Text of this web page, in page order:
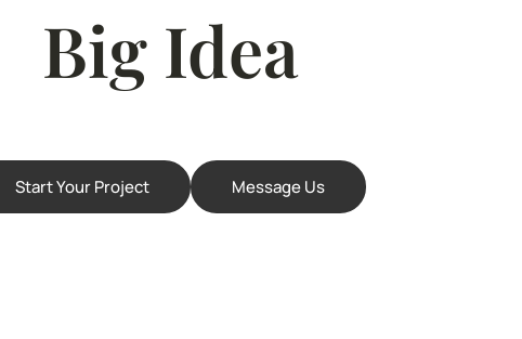
Big Idea
Start Your Project Message Us